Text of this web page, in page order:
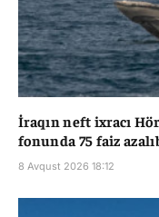
İraqın neft ixracı
fonunda 75 faiz
8 Avqust 2026 18:12